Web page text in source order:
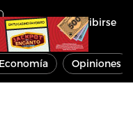
Inscribirse
Economía Opiniones